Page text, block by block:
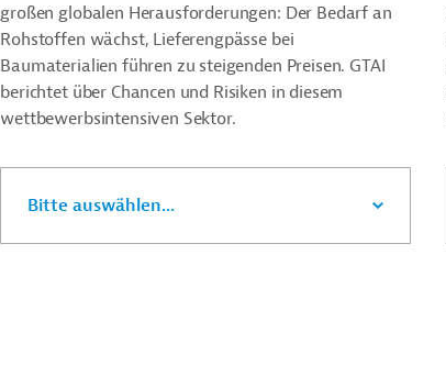
großen globalen Herausforderungen: Der Bedarf an
Rohstoffen wächst, Lieferengpässe bei
Baumaterialien führen zu steigenden Preisen. GTAI
berichtet über Chancen und Risiken in diesem
wettbewerbsintensiven Sektor.
Bitte auswählen...